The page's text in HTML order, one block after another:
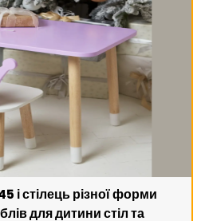
і стілець різної форми
для дитини стіл та